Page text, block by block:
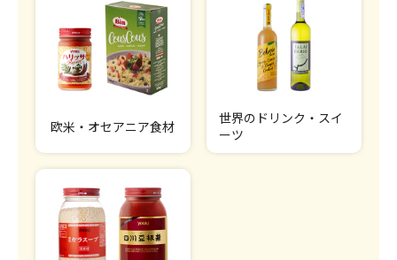
欧米・オセアニア食材
世界のドリンク・スイ
ーツ